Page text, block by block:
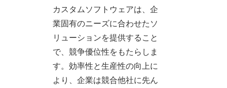
カスタムソフトウェアは、企
業固有のニーズに合わせたソ
リューションを提供すること
で、競争優位性をもたらしま
す。効率性と生産性の向上に
より、企業は競合他社に先ん